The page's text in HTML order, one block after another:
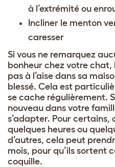
à l’extrémité ou
Incliner le menton
caresser
Si vous ne remarquez
bonheur chez votre chat,
pas à l’aise dans sa
blessé. Cela est
se cache régulièrement.
nouveau dans votre
s’adapter. Pour certains,
quelques heures ou
d’autres, cela peut
mois, pour qu’ils sortent
coquille.